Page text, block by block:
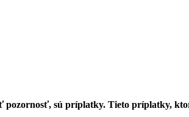
sú príplatky. Tieto príplatky,